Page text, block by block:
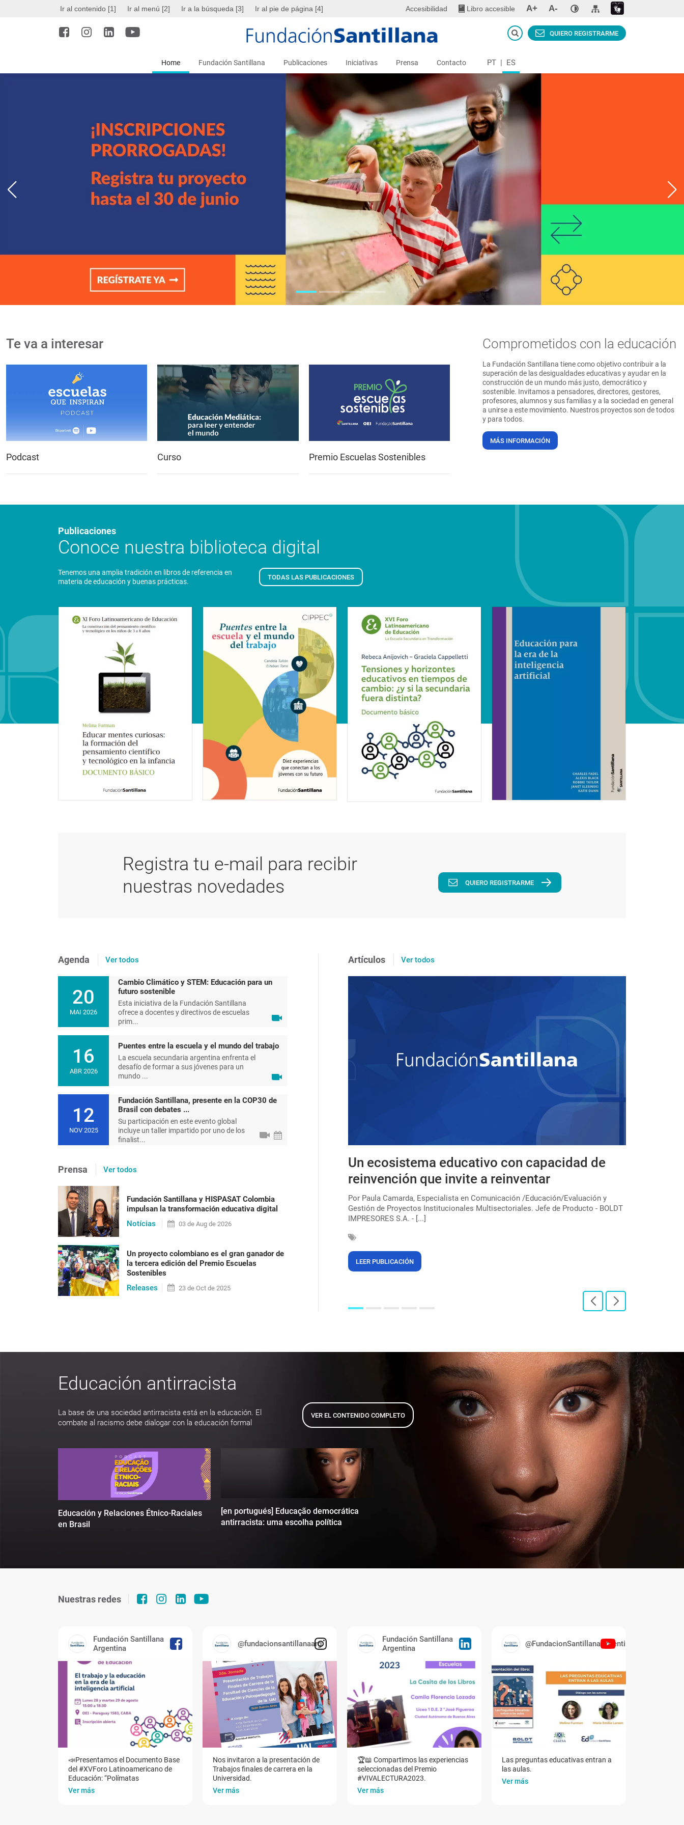
Ir al contenido [1] Ir al menú [2] Ir a la búsqueda [3] Ir al pie de página [4] Accesibilidad Libro accesible A+ A-
Home Fundación Santillana Publicaciones Iniciativas Prensa Contacto PT | ES
QUIERO REGISTRARME
Comprometidos con la educación
La Fundación Santillana tiene como objetivo contribuir a la
superación de las desigualdades educativas y ayudar en la
construcción de un mundo más justo, democrático y
sostenible. Invitamos a pensadores, directores, gestores,
profesores, alumnos y sus familias y a la sociedad en general
a unirse a este movimiento. Nuestros proyectos son de todos
y para todos.
MÁS INFORMACIÓN
Te va a interesar
Podcast Curso Premio Escuelas Sostenibles
Publicaciones
Conoce nuestra biblioteca digital
Tenemos una amplia tradición en libros de referencia en
materia de educación y buenas prácticas.
TODAS LAS PUBLICACIONES
Registra tu e-mail para recibir
nuestras novedades
QUIERO REGISTRARME
Agenda Ver todos
20
MAI 2026
Cambio Climático y STEM: Educación para un
futuro sostenible
Esta iniciativa de la Fundación Santillana
ofrece a docentes y directivos de escuelas
prim...
16
ABR 2026
Puentes entre la escuela y el mundo del trabajo
La escuela secundaria argentina enfrenta el
desafío de formar a sus jóvenes para un
mundo ...
12
NOV 2025
Fundación Santillana, presente en la COP30 de
Brasil con debates ...
Su participación en este evento global
incluye un taller impartido por uno de los
finalist...
Prensa Ver todos
Fundación Santillana y HISPASAT Colombia
impulsan la transformación educativa digital
Notícias
03 de Aug de 2026
Un proyecto colombiano es el gran ganador de
la tercera edición del Premio Escuelas
Sostenibles
Releases
23 de Oct de 2025
Artículos Ver todos
[en portugués] Após 20 anos, uma lei que ainda
precisa ser posta em prática para combater o
racismo
Nilma Lino Gomes Em 2023 o Brasil vai alcançar a marca de 220 milhões de
habitantes, a maioria formada por pessoas negras (56%). Mas, mesmo após 135
anos do fim do reg[...]
LEER PUBLICACIÓN
Un ecosistema educativo con capacidad de
reinvención que invite a reinventar
Por Paula Camarda, Especialista en Comunicación /Educación/Evaluación y
Gestión de Proyectos Institucionales Multisectoriales. Jefe de Producto - BOLDT
IMPRESORES S.A. - [...]
LEER PUBLICACIÓN
Educación antirracista
La base de una sociedad antirracista está en la educación. El
combate al racismo debe dialogar con la educación formal
VER EL CONTENIDO COMPLETO
Educación y Relaciones Étnico-Raciales
en Brasil
[en portugués] Educação democrática
antirracista: uma escolha política
Nuestras redes
Fundación Santillana
Argentina
📣Presentamos el Documento Base
del #XVForo Latinoamericano de
Educación: “Polímatas
Ver más
@fundacionsantillanaarg
Nos invitaron a la presentación de
Trabajos finales de carrera en la
Universidad.
Ver más
Fundación Santillana
Argentina
🏆📖 Compartimos las experiencias
seleccionadas del Premio
#VIVALECTURA2023.
Ver más
@FundacionSantillanaArgentina
Las preguntas educativas entran a
las aulas.
Ver más